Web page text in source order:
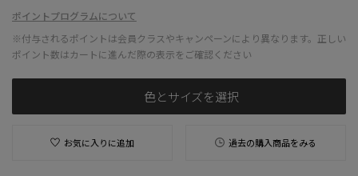
ポイントプログラムについて
※付与されるポイントは会員クラスやキャンペーンにより異なります。正しい
ポイント数はカートに進んだ際の表示をご確認ください
色とサイズを選択
お気に入りに追加 過去の購入商品をみる